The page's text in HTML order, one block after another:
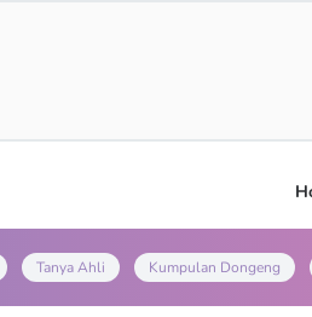
Tanya Ahli Kumpulan Dongeng